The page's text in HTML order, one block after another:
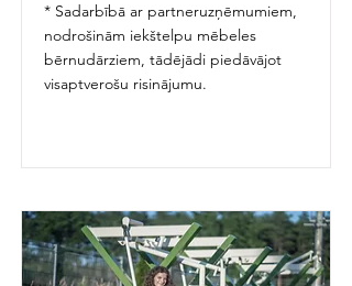
* Sadarbībā ar partneruzņēmumiem,
nodrošinām iekštelpu mēbeles
bērnudārziem, tādējādi piedāvājot
visaptverošu risinājumu.